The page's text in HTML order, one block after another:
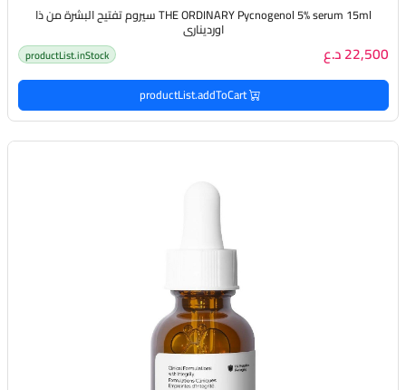
THE ORDINARY Pycnogenol 5% serum 15ml سيروم تفتيح البشرة من ذا
اورديناري
22,500 د.ع productList.inStock
productList.addToCart